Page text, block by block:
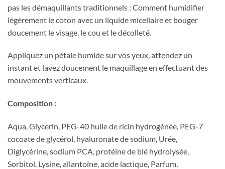
pas les démaquillants traditionnels : Comment humidifier
légèrement le coton avec un liquide micellaire et bouger
doucement le visage, le cou et le décolleté.
Appliquez un pétale humide sur vos yeux, attendez un
instant et lavez doucement le maquillage en effectuant des
mouvements verticaux.
Composition :
Aqua, Glycerin, PEG-40 huile de ricin hydrogénée, PEG-7
cocoate de glycérol, hyaluronate de sodium, Urée,
Diglycérine, sodium PCA, protéine de blé hydrolysée,
Sorbitol, Lysine, allantoïne, acide lactique, Parfum,